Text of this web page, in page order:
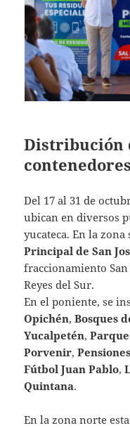
Distribución
Del 17 al 31 de
ubican en diversos
yucateca. En la
Principal de San
fraccionamiento
Reyes del Sur.
En el poniente, se
Opichén,Bosques
Yucalpetén,
Porvenir,
Fútbol Juan Pablo,
Quintana.
En la zona norte